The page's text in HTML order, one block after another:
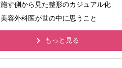
施す側から見た整形のカジュアル化
美容外科医が世の中に思うこと
もっと見る